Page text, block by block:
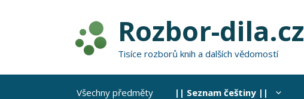
Rozbor-dila.cz
Tisíce rozborů knih a dalších vědomostí
Všechny předměty || Seznam češtiny ||